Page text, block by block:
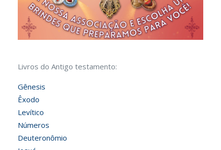
Livros do Antigo testamento:
Gênesis
Êxodo
Levítico
Números
Deuteronômio